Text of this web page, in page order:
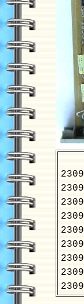
2309
2309
2309
2309
2309
2309
2309
2309
2309